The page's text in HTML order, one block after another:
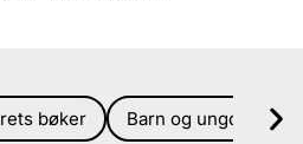
bøker Barn og ungdom